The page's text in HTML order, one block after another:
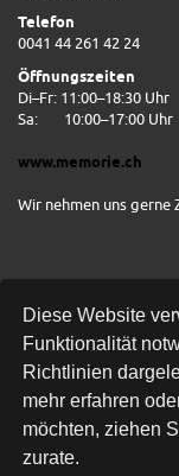
Diese Website
Funktionalität
Richtlinien
mehr erfahren
möchten, ziehen
zurate.
Telefon
0041 44 261 42 24
Öffnungszeiten
Di–Fr: 11:00–18:30 Uhr
Sa:
10:00–17:00 Uhr
www.memorie.ch
Wir nehmen uns